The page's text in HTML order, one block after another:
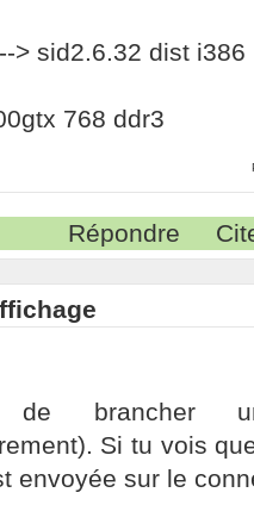
> sid2.6.32 dist i386
768 ddr3
Répondre
de brancher
Si tu vois
envoyée sur le